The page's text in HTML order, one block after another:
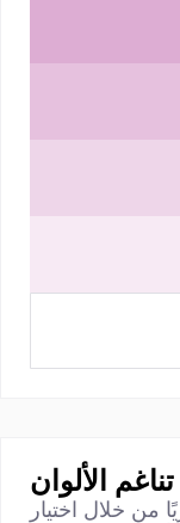
تناغم الألوان
من خلال اختيار